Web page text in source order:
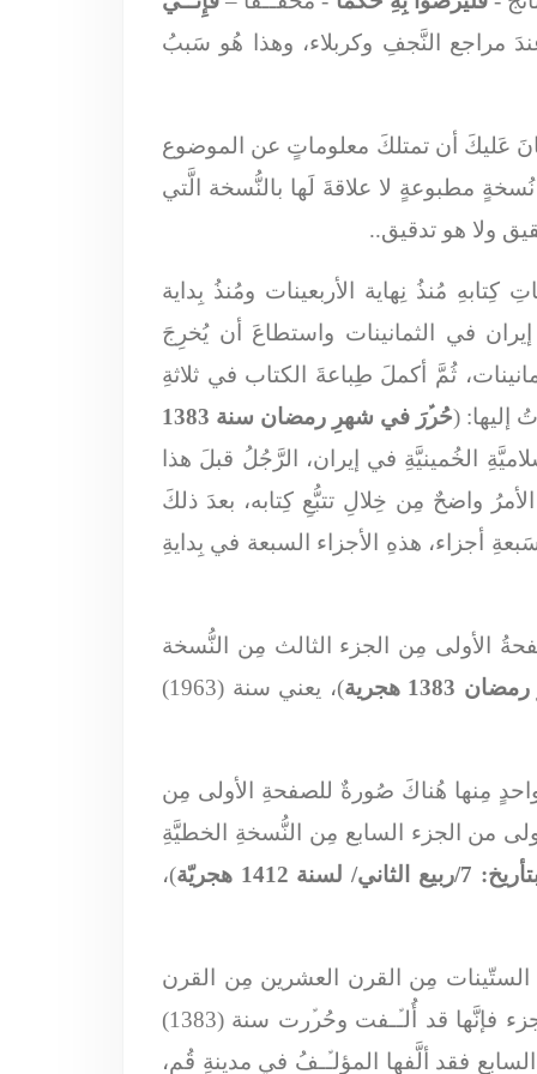
مراجع النَّجفِ وكربلاء، وهذا هُو سَببُ
عَليكَ أن تمتلكَ معلوماتٍ عن الموضوع
مطبوعةٍ لا علاقةَ لَها بالنُّسخة الَّتي
ولا هو تدقيق..
مُنذُ نِهاية الأربعينات ومُنذُ بِداية
في الثمانينات واستطاعَ أن يُخرِجَ
ثُمَّ أكملَ طِباعةَ الكتاب في ثلاثةِ
إليها: (
حُرﱢرَ في شهرِ رمضان سنة 1383
الإسلاميَّةِ الخُمينيَّةِ في إيران، الرَّجُلُ قبلَ هذا
واضحٌ مِن خِلالِ تتبُّعِ كِتابه، بعدَ ذلكَ
أجزاء، هذهِ الأجزاء السبعة في بِدايةِ
الأولى مِن الجزء الثالث مِن النُّسخة
هجرية
)، يعني سنة (1963)
مِنها هُناكَ صُورةٌ للصفحةِ الأولى مِن
من الجزء السابع مِن النُّسخةِ الخطيَّةِ
1412 هجريّة
)،
الستّينات مِن القرن العشرين مِن القرن
الماضي، ولِذا فإنَّ تأريخَ تَحريرها بِحسَبِ ما هُو مُثبتٌ في صورةِ الصفحةِ الأخيرةِ مِن مخطوطةِ كُلﱢ جزء فإنَّها قد أُلـﱢـفت وحُرﱢرت سنة (1383)
الجزء السابع فقد ألَّفها المؤلـﱢـفُ في مدينةِ قُم،